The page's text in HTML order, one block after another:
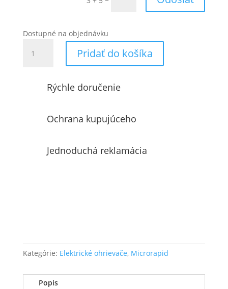
Dostupné na objednávku
Microrapid
ventilátorom)
Pridať do košíka
Rýchle doručenie
Ochrana kupujúceho
Jednoduchá reklamácia
Kategórie: Elektrické ohrievače, Microrapid
Popis